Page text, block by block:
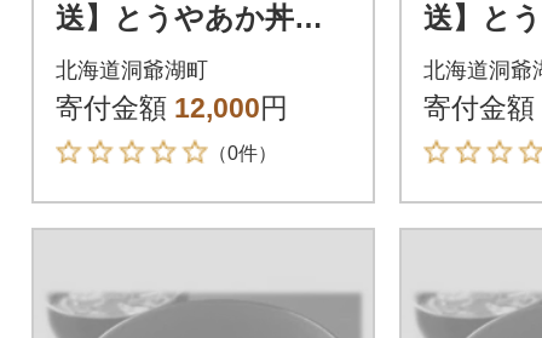
送】とうやあか丼の
具 100g×2袋入り 2
箱
北海道洞爺湖町
寄付金額 12,000円
（0件）
送】と
具
箱
北海道洞爺
寄付金額